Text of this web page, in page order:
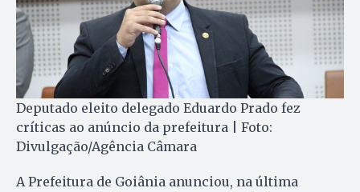
Deputado eleito delegado Eduardo Prado fez
críticas ao anúncio da prefeitura | Foto:
Divulgação/Agência Câmara
A Prefeitura de Goiânia anunciou, na última